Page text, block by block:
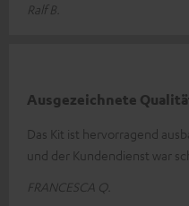
Ralf B.
Ausgezeichnete
Das Kit ist hervorragend
und der Kundendienst war
FRANCESCA Q.